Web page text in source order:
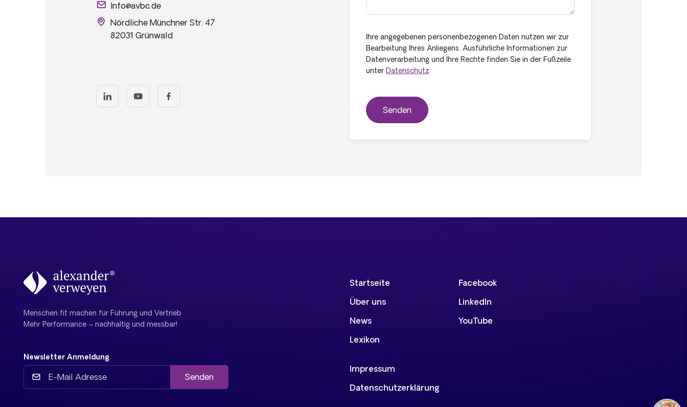
Info@avbc.de
Nördliche Münchner Str. 47
82031 Grünwald
Ihre angegebenen personenbezogenen Daten nutzen wir zur
Bearbeitung Ihres Anliegens. Ausführliche Informationen zur
Datenverarbeitung und Ihre Rechte finden Sie in der Fußzeile
unter Datenschutz.
Menschen fit machen für Führung und Vertrieb
Mehr Performance – nachhaltig und messbar!
Newsletter Anmeldung
Senden
Startseite
Über uns
News
Lexikon
Impressum
Datenschutzerklärung
Facebook
LinkedIn
YouTube